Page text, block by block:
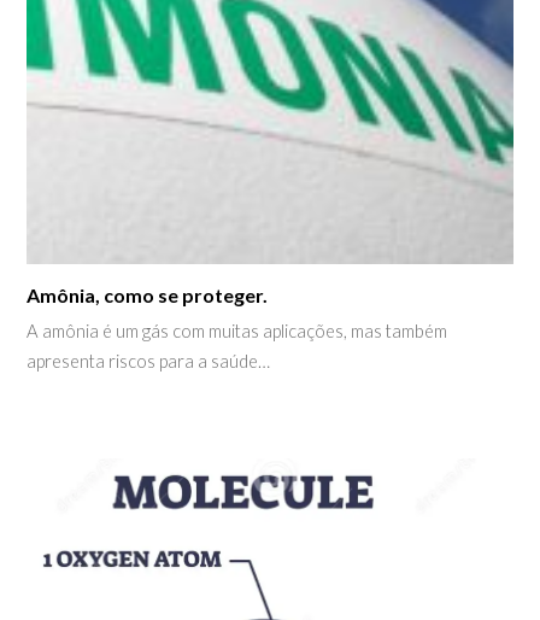
Amônia, como se proteger.
A amônia é um gás com muitas aplicações, mas também
apresenta riscos para a saúde…